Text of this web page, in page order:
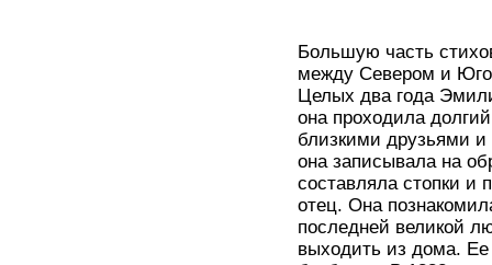
Большую часть
между Севером и
Целых два года
она проходила
близкими друзьями
она записывала на
составляла стопки и
отец. Она
последней великой
выходить из дома.